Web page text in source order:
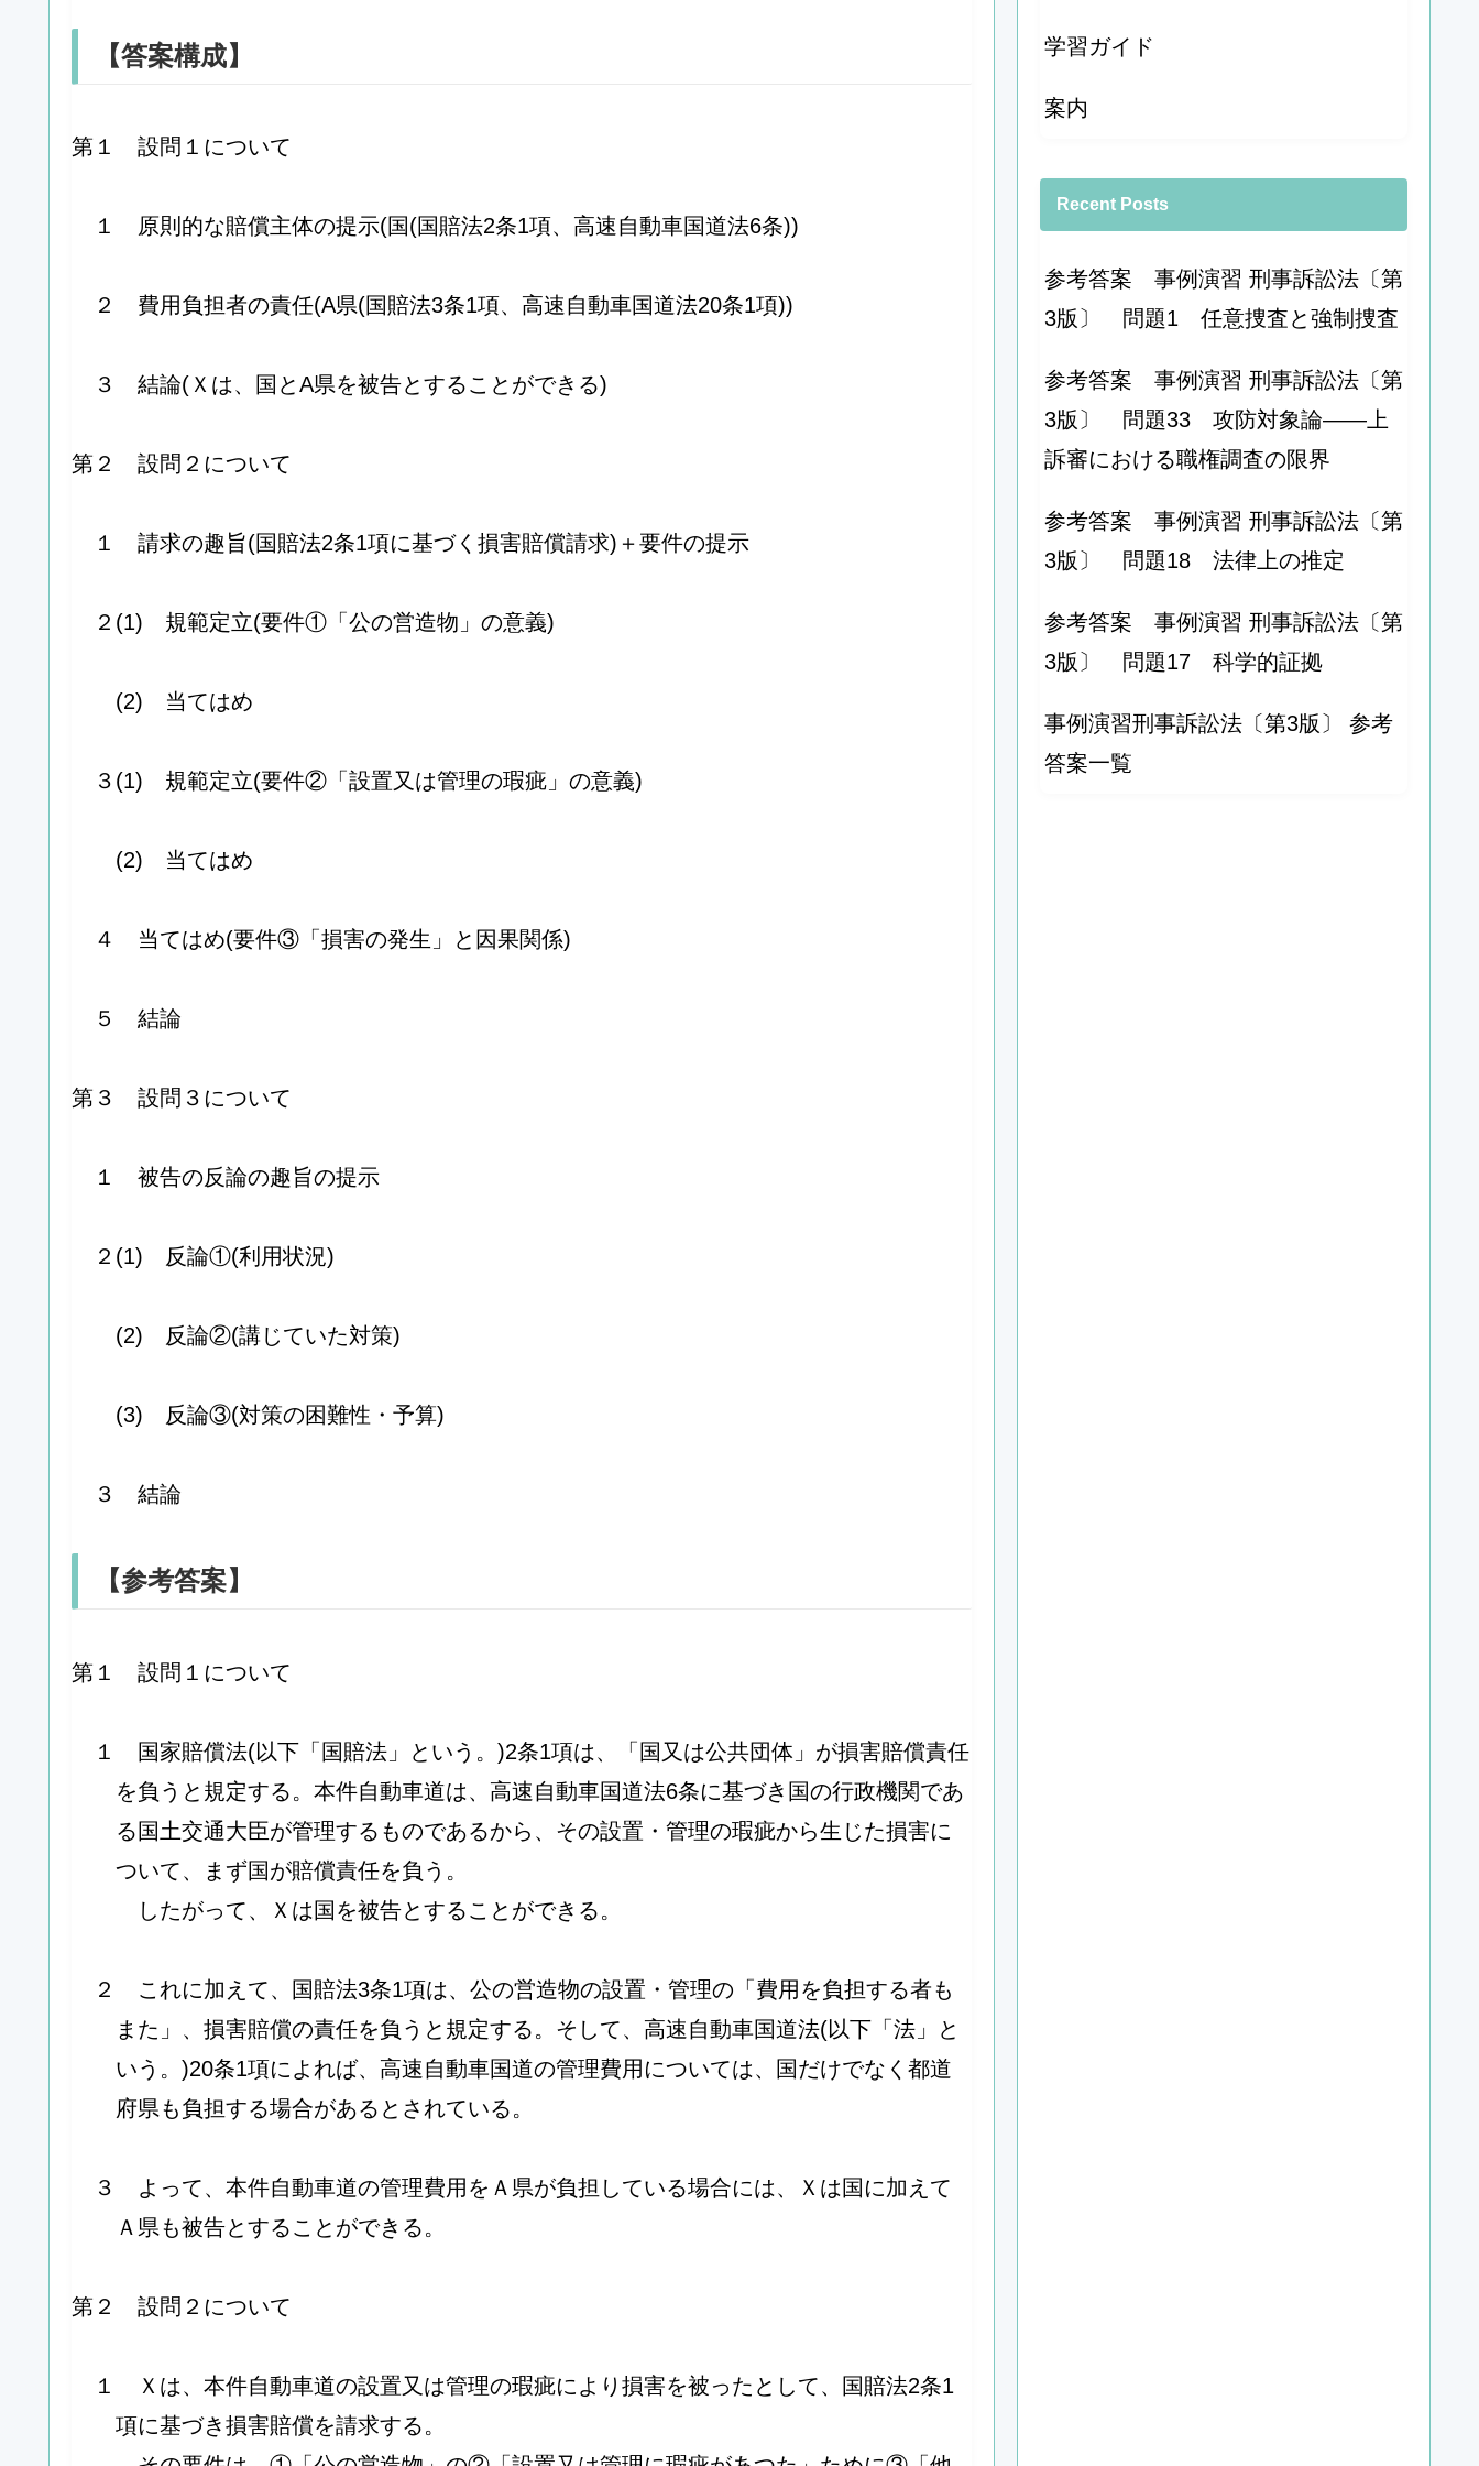
【答案構成】
第１ 設問１について
１ 原則的な賠償主体の提示(国(国賠法2条1項、高速自動車国道法6条))
２ 費用負担者の責任(A県(国賠法3条1項、高速自動車国道法20条1項))
３ 結論(Ｘは、国とA県を被告とすることができる)
第２ 設問２について
１ 請求の趣旨(国賠法2条1項に基づく損害賠償請求)＋要件の提示
２(1) 規範定立(要件①「公の営造物」の意義)
(2) 当てはめ
３(1) 規範定立(要件②「設置又は管理の瑕疵」の意義)
(2) 当てはめ
４ 当てはめ(要件③「損害の発生」と因果関係)
５ 結論
第３ 設問３について
１ 被告の反論の趣旨の提示
２(1) 反論①(利用状況)
(2) 反論②(講じていた対策)
(3) 反論③(対策の困難性・予算)
３ 結論
【参考答案】
第１ 設問１について
１ 国家賠償法(以下「国賠法」という。)2条1項は、「国又は公共団体」が損害賠償責任
を負うと規定する。本件自動車道は、高速自動車国道法6条に基づき国の行政機関であ
る国土交通大臣が管理するものであるから、その設置・管理の瑕疵から生じた損害に
ついて、まず国が賠償責任を負う。
したがって、Ｘは国を被告とすることができる。
２ これに加えて、国賠法3条1項は、公の営造物の設置・管理の「費用を負担する者も
また」、損害賠償の責任を負うと規定する。そして、高速自動車国道法(以下「法」と
いう。)20条1項によれば、高速自動車国道の管理費用については、国だけでなく都道
府県も負担する場合があるとされている。
３ よって、本件自動車道の管理費用をＡ県が負担している場合には、Ｘは国に加えて
Ａ県も被告とすることができる。
第２ 設問２について
１ Ｘは、本件自動車道の設置又は管理の瑕疵により損害を被ったとして、国賠法2条1
項に基づき損害賠償を請求する。
学習ガイド
案内
Recent Posts
参考答案 事例演習 刑事訴訟法〔第
3版〕 問題1 任意捜査と強制捜査
参考答案 事例演習 刑事訴訟法〔第
3版〕 問題33 攻防対象論――上
訴審における職権調査の限界
参考答案 事例演習 刑事訴訟法〔第
3版〕 問題18 法律上の推定
参考答案 事例演習 刑事訴訟法〔第
3版〕 問題17 科学的証拠
事例演習刑事訴訟法〔第3版〕 参考
答案一覧